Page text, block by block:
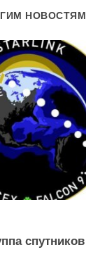
НОВОСТЯМ
спутников